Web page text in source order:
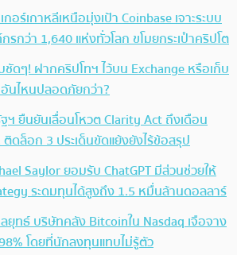
กอร์เกาหลีเหนือมุ่งเป้า Coinbase เจาะระบบ
รกว่า 1,640 แห่งทั่วโลก ขโมยกระเป๋าคริปโต
ชัดๆ! ฝากคริปโทฯ ไว้บน Exchange หรือเก็บ
อันไหนปลอดภัยกว่า?
ฯ ยืนยันเลื่อนโหวต Clarity Act ถึงเดือน
ดล็อก 3 ประเด็นขัดแย้งยังไร้ข้อสรุป
Saylor ยอมรับ ChatGPT มีส่วนช่วยให้
ระดมทุนได้สูงถึง 1.5 หมื่นล้านดอลลาร์
ยุทธ์ บริษัทคลัง Bitcoinใน Nasdaq เจือจาง
โดยที่นักลงทุนแทบไม่รู้ตัว